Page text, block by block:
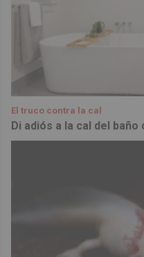
El truco contra la cal
Di adiós a la cal del